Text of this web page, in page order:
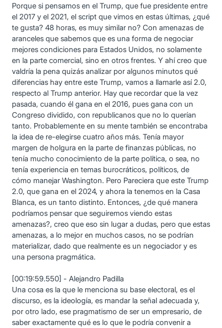
Porque si pensamos en el Trump, que fue presidente entre
el 2017 y el 2021, el script que vimos en estas últimas, ¿qué
te gusta? 48 horas, es muy similar no? Con amenazas de
aranceles que sabemos que es una forma de negociar
mejores condiciones para Estados Unidos, no solamente
en la parte comercial, sino en otros frentes. Y ahí creo que
valdría la pena quizás analizar por algunos minutos qué
diferencias hay entre este Trump, vamos a llamarle así 2.0,
respecto al Trump anterior. Hay que recordar que la vez
pasada, cuando él gana en el 2016, pues gana con un
Congreso dividido, con republicanos que no lo querían
tanto. Probablemente en su mente también se encontraba
la idea de re-elegirse cuatro años más. Tenía mayor
margen de holgura en la parte de finanzas públicas, no
tenía mucho conocimiento de la parte política, o sea, no
tenía experiencia en temas burocráticos, políticos, de
cómo manejar Washington. Pero Pareciera que este Trump
2.0, que gana en el 2024, y ahora la tenemos en la Casa
Blanca, es un tanto distinto. Entonces, ¿de qué manera
podríamos pensar que seguiremos viendo estas
amenazas?, creo que eso sin lugar a dudas, pero que estas
amenazas, a lo mejor en muchos casos, no se podrían
materializar, dado que realmente es un negociador y es
una persona pragmática.
[00:19:59.550] - Alejandro Padilla
Una cosa es la que le menciona su base electoral, es el
discurso, es la ideología, es mandar la señal adecuada y,
por otro lado, ese pragmatismo de ser un empresario, de
saber exactamente qué es lo que le podría convenir a